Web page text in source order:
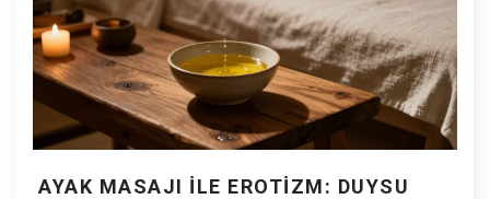
AYAK MASAJI ILE EROTIZM: DUYSU